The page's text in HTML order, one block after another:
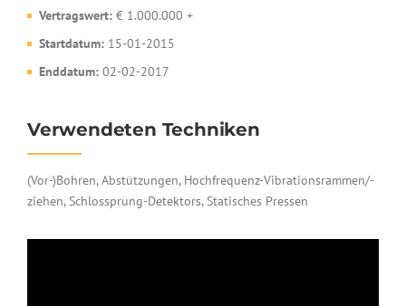
Vertragswert: € 1.000.000 +
Startdatum: 15-01-2015
Enddatum: 02-02-2017
Verwendeten Techniken
(Vor-)Bohren, Abstützungen, Hochfrequenz-Vibrationsrammen/-
ziehen, Schlossprung-Detektors, Statisches Pressen